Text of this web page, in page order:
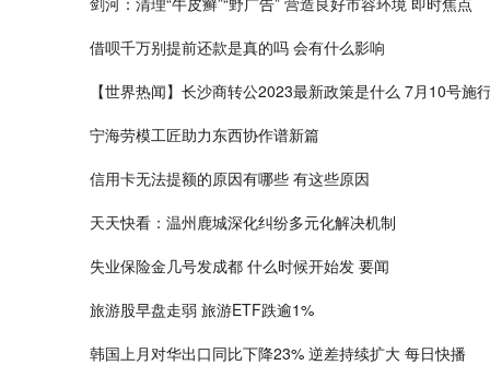
借呗千万别提前还款是真的吗 会有什么影响
【世界热闻】长沙商转公2023最新政策是什么 7月10号施
宁海劳模工匠助力东西协作谱新篇
信用卡无法提额的原因有哪些 有这些原因
天天快看：温州鹿城深化纠纷多元化解决机制
失业保险金几号发成都 什么时候开始发 要闻
旅游股早盘走弱 旅游ETF跌逾1%
韩国上月对华出口同比下降23% 逆差持续扩大 每日快播